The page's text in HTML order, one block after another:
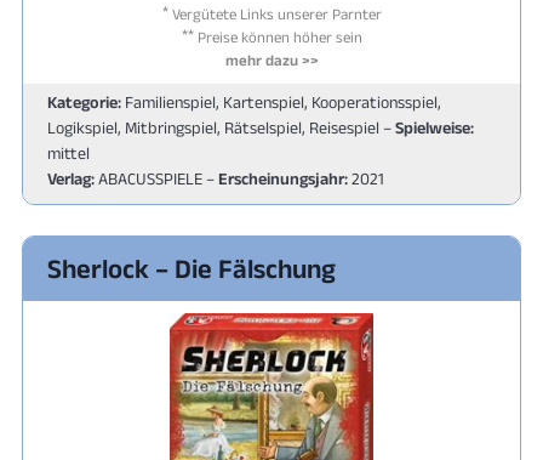
*Vergütete Links unserer Parnter
**Preise können höher sein
mehr dazu >>
Kategorie: Familienspiel, Kartenspiel, Kooperationsspiel,
Logikspiel, Mitbringspiel, Rätselspiel, Reisespiel –Spielweise:
mittel
Verlag:ABACUSSPIELE – Erscheinungsjahr:2021
Sherlock – Die Fälschung